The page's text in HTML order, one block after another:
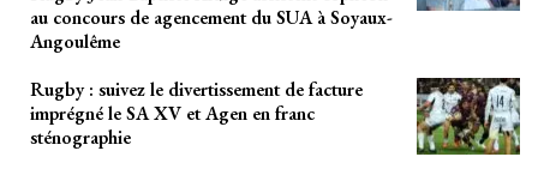
au concours de agencement du SUA à Soyaux-
Angoulême
Rugby : suivez le divertissement de facture
imprégné le SA XV et Agen en franc
sténographie